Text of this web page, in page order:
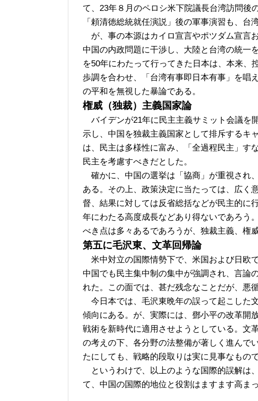
て、23年８月のペロシ米下院議長台湾訪問後
「頼清徳総統就任演説」後の軍事演習も、台
が、事の本源はカイロ宣言やポツダム宣言
中国の内政問題に干渉し、大陸と台湾の統一
を50年にわたって行ってきた日本は、本来、
歩調を合わせ、「台湾有事即日本有事」を唱
の平和を無視した暴論である。
権威（独裁）主義国家論
バイデンが21年に民主主義サミット会議を
示し、中国を独裁主義国家として排斥するキ
は、民主は多様性に富み、「全過程民主」す
民主を考慮すべきだとした。
確かに、中国の選挙は「協商」が重視され
ある。その上、政策決定に当たっては、広く
督、結果に対しては反省総括などが民主的に
年にわたる高度成長などあり得ないであろう
べき点は多々あるであろうが、独裁主義、権
第五に毛沢東、文革回帰論
米中対立の国際情勢下で、米国および日欧
中国でも民主集中制の集中が強調され、言論
れた。この面では、甚だ残念なことだが、悪
今日本では、毛沢東晩年の誤って起こした
傾向にある。が、実際には、鄧小平の改革開
戦術を新時代に適用させようとしている。文
の考えの下、各分野の法整備が著しく進んで
たにしても、戦略的段取りは実に見事なもので
というわけで、以上のような国際的誤解は
て、中国の国際的地位と役割はますます高ま